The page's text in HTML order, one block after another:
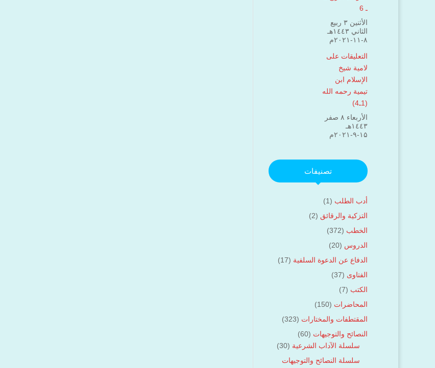
ـ 6
الأثنين ۳ ربيع
الثاني ۱٤٤۳هـ
۸-۱۱-۲۰۲۱م
التعليقات على
لامية شيخ
الإسلام ابن
تيمية رحمه الله
(1ـ4)
الأربعاء ۸ صفر
۱٤٤۳هـ
۱۵-۹-۲۰۲۱م
تصنيفات
أدب الطلب (1)
التزكية والرقائق (2)
الخطب (372)
الدروس (20)
الدفاع عن الدعوة السلفية (17)
الفتاوى (37)
الكتب (7)
المحاضرات (150)
المقتطفات والمختارات (323)
النصائح والتوجيهات (60)
سلسلة الآداب الشرعية (30)
سلسلة النصائح والتوجيهات